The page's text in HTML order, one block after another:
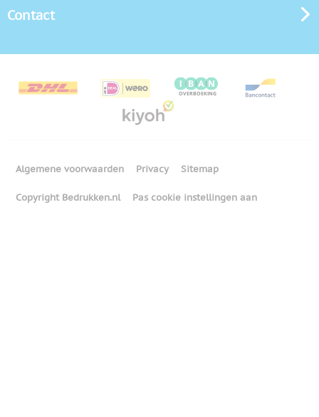
Contact
Algemene voorwaarden Privacy Sitemap
Copyright Bedrukken.nl Pas cookie instellingen aan